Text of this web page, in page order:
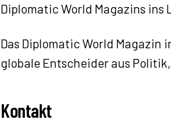
Diplomatic World Magazins ins
Das Diplomatic World Magazin
globale Entscheider aus
Kontakt